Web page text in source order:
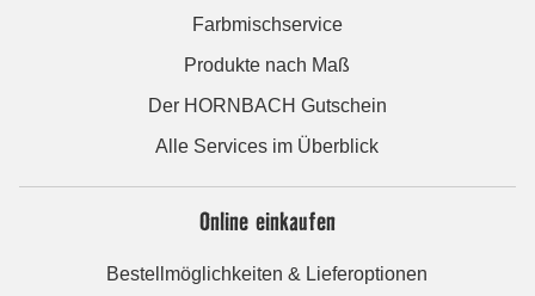
Farbmischservice
Produkte nach Maß
Der HORNBACH Gutschein
Alle Services im Überblick
Online einkaufen
Bestellmöglichkeiten & Lieferoptionen